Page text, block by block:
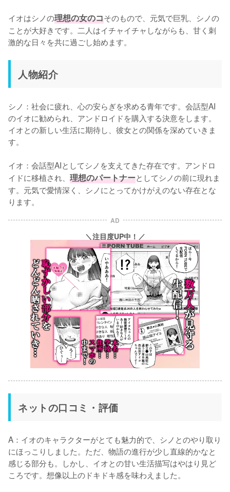
イオはシノの理想の女のコそのもので、元気で巨乳、シノの
ことが大好きです。二人はイチャイチャしながらも、甘く刺
激的な日々を共に過ごし始めます。
人物紹介
シノ：社会に疲れ、心の安らぎを求める青年です。会話型AI
のイオに勧められ、アンドロイドを購入する決意をします。
イオとの新しい生活に期待し、彼女との関係を深めていきま
す。
イオ：会話型AIとしてシノを支えてきた存在です。アンドロ
イドに移植され、 理想のパートナーとしてシノの前に現れま
す。元気で愛情深く、シノにとってかけがえのない存在とな
ります。
AD
＼注目度UP中！／
ネットの口コミ・評価
A：イオのキャラクターがとても魅力的で、シノとのやり取り
にほっこりしました。ただ、物語の進行が少し直線的かなと
感じる部分も。しかし、イオとの甘い生活描写はやはり見ど
ころです。想像以上のドキドキ感を味わえました。